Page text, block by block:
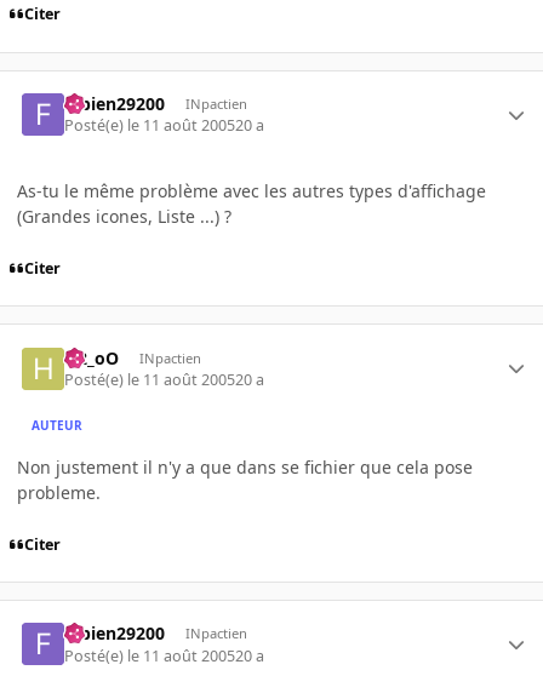
Citer
fabien29200 INpactien
Posté(e) le 11 août 200520 a
As-tu le même problème avec les autres types d'affichage
(Grandes icones, Liste ...) ?
Citer
H2_oO INpactien
Posté(e) le 11 août 200520 a
AUTEUR
Non justement il n'y a que dans se fichier que cela pose
probleme.
Citer
fabien29200 INpactien
Posté(e) le 11 août 200520 a